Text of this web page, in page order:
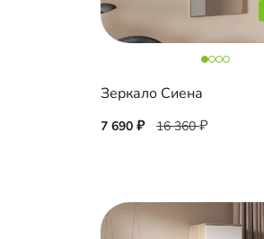
Зеркало Сиена
7 690 16 360